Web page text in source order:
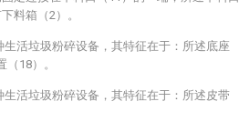
料箱（2）。
活垃圾粉碎设备，其特征在于：所述底座
（18）。
活垃圾粉碎设备，其特征在于：所述皮带